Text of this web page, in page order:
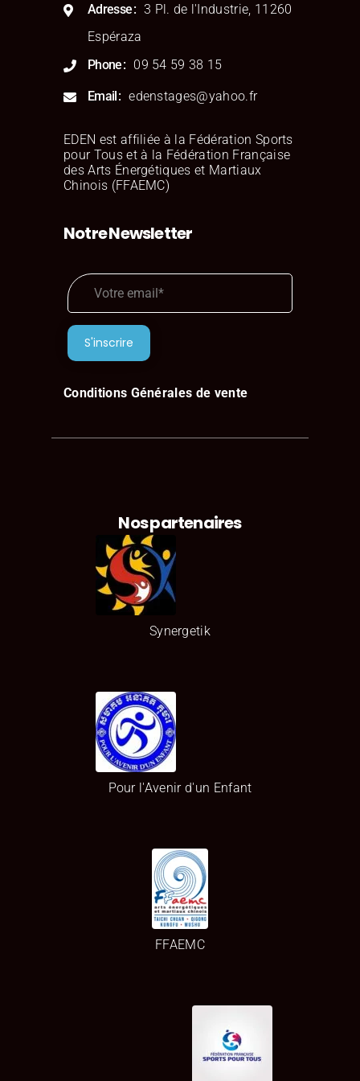
Adresse
3 Pl. de l'Industrie, 11260
Espéraza
Phone
09 54 59 38 15
Email edenstages@yahoo.fr
EDEN est affiliée à la Fédération Sports
pour Tous et à la Fédération Française
des Arts Énergétiques et Martiaux
Chinois (FFAEMC)
Notre Newsletter
Conditions Générales de vente
Nos partenaires
Synergetik
Pour l'Avenir d'un Enfant
FFAEMC